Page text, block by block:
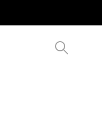
ŽENSKIH SATOVA U